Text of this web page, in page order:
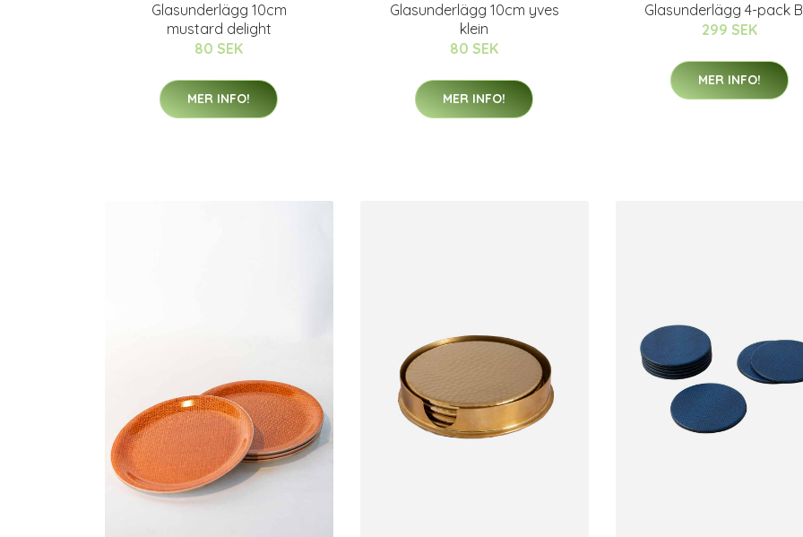
Glasunderlägg 10cm
mustard delight
80 SEK
MER INFO!
Glasunderlägg 10cm yves
klein
80 SEK
MER INFO!
Glasunderlägg 4-pack
299 SEK
MER INFO!